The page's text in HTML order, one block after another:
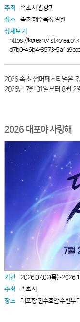
주최
속초시 관광과
장소
속초 해수욕장 일원
상세보기
https://
d7b0-46b4-8573-
2026 속초 썸머페스티벌은
2026년 7월 31일부터 8월 2
2026 대포야 사랑해
기간
2026.07.02(목
주최
속초시
장소
대포항 친수호안 수변무